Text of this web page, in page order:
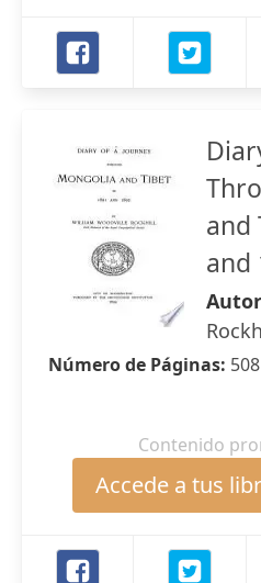
and
and
Número de Páginas: 508
Contenido
Accede a tus